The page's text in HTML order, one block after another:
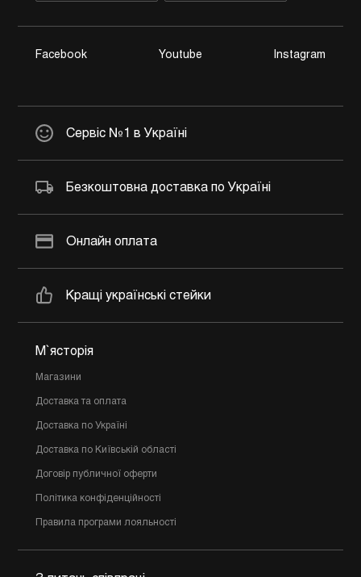
Facebook Youtube Instagram
Сервіс №1 в Україні
Безкоштовна доставка по Україні
Онлайн оплата
Кращі українські стейки
М`ясторія
Магазини
Доставка та оплата
Доставка по Україні
Доставка по Київській області
Договір публичної оферти
Політика конфіденційності
Правила програми лояльності